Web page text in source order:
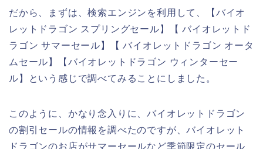
だから、まずは、検索エンジンを利用して、【バイオ
レットドラゴン スプリングセール】【 バイオレットド
ラゴン サマーセール】【 バイオレットドラゴン オータ
ムセール】【バイオレットドラゴン ウィンターセー
ル】という感じで調べてみることにしました。
このように、かなり念入りに、バイオレットドラゴン
の割引セールの情報を調べたのですが、バイオレット
ドラゴンのお店がサマーセールなど季節限定のセール